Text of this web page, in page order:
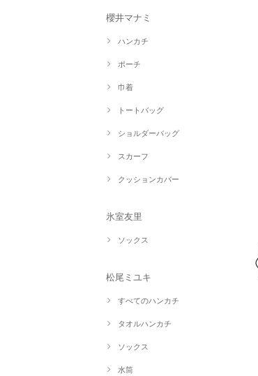
櫻井マナミ
ハンカチ
ポーチ
巾着
トートバッグ
ショルダーバッグ
スカーフ
クッションカバー
氷室友里
ソックス
松尾ミユキ
すべてのハンカチ
タオルハンカチ
ソックス
水筒